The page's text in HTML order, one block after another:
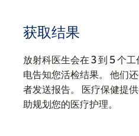
获取结果
放射科医生会在 3 到 5 个
电告知您活检结果。 他们
者发送报告。 医疗保健提
助规划您的医疗护理。